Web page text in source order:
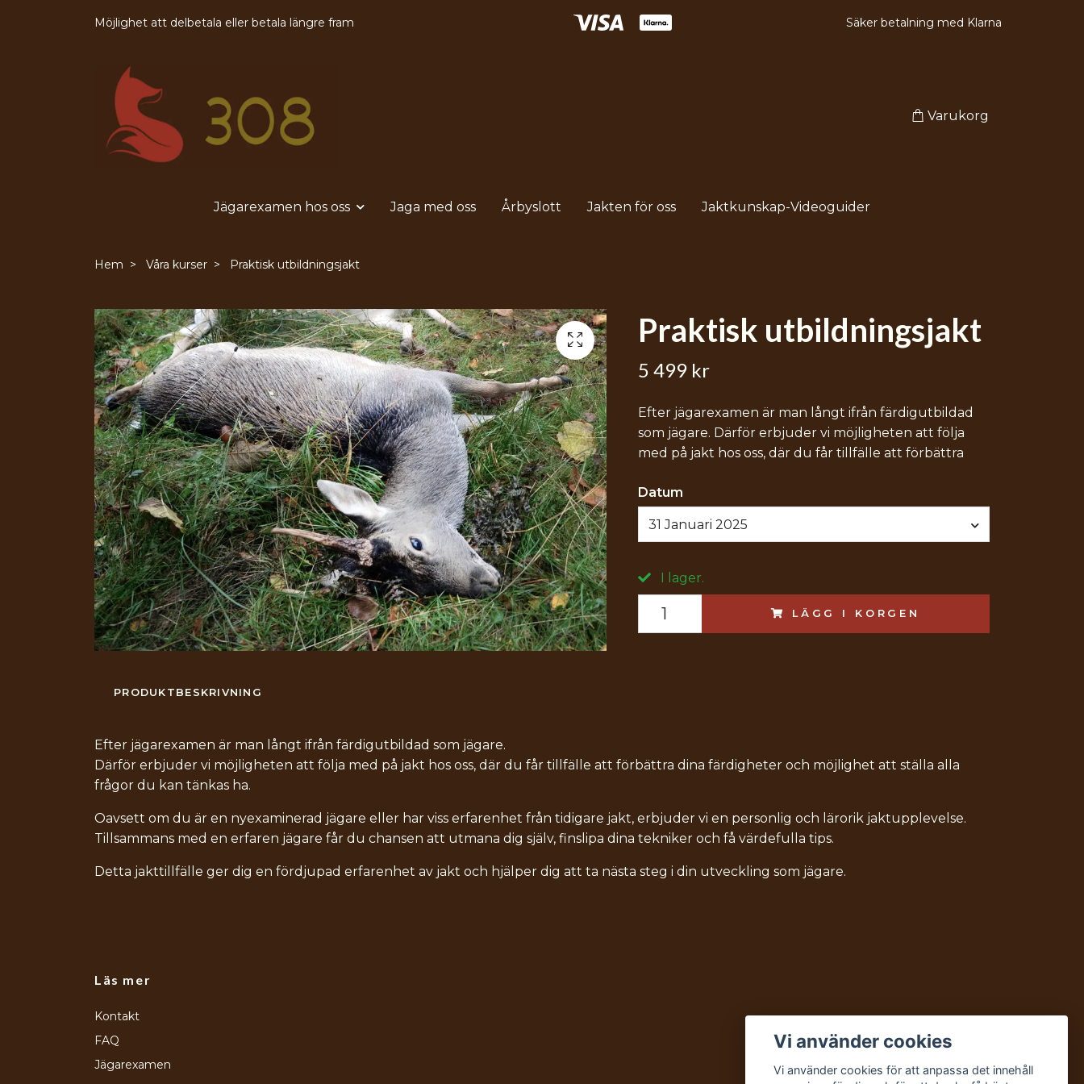
Möjlighet att delbetala eller betala längre fram Säker betalning med Klarna
Varukorg
Jägarexamen hos oss Jaga med oss Årbyslott Jakten för oss Jaktkunskap-Videoguider
Hem Våra kurser Praktisk utbildningsjakt
Praktisk utbildningsjakt
5 499 kr
Efter jägarexamen är man långt ifrån färdigutbildad
som jägare. Därför erbjuder vi möjligheten att följa
med på jakt hos oss, där du får tillfälle att förbättra
Datum
31 Januari 2025
I lager.
LÄGG I KORGEN
PRODUKTBESKRIVNING
Efter jägarexamen är man långt ifrån färdigutbildad som jägare.
Därför erbjuder vi möjligheten att följa med på jakt hos oss, där du får tillfälle att förbättra dina färdigheter och möjlighet att ställa alla
frågor du kan tänkas ha.
Oavsett om du är en nyexaminerad jägare eller har viss erfarenhet från tidigare jakt, erbjuder vi en personlig och lärorik jaktupplevelse.
Tillsammans med en erfaren jägare får du chansen att utmana dig själv, finslipa dina tekniker och få värdefulla tips.
Detta jakttillfälle ger dig en fördjupad erfarenhet av jakt och hjälper dig att ta nästa steg i din utveckling som jägare.
Läs mer
Kontakt
FAQ
Jägarexamen
Vi använder cookies
Vi använder cookies för att anpassa det innehåll